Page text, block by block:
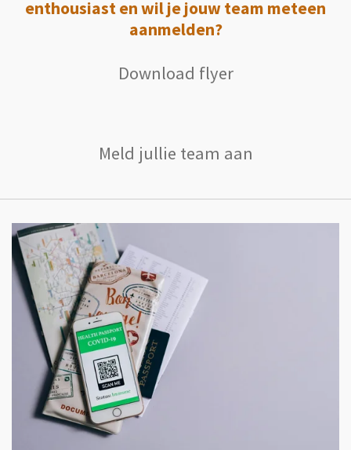
enthousiast en wil je jouw team meteen
aanmelden?
Download flyer
Meld jullie team aan